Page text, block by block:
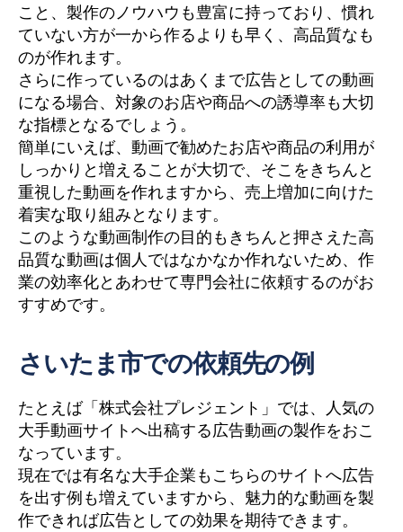
こと、製作のノウハウも豊富に持っており、慣れ
ていない方が一から作るよりも早く、高品質なも
のが作れます。
さらに作っているのはあくまで広告としての動画
になる場合、対象のお店や商品への誘導率も大切
な指標となるでしょう。
簡単にいえば、動画で勧めたお店や商品の利用が
しっかりと増えることが大切で、そこをきちんと
重視した動画を作れますから、売上増加に向けた
着実な取り組みとなります。
このような動画制作の目的もきちんと押さえた高
品質な動画は個人ではなかなか作れないため、作
業の効率化とあわせて専門会社に依頼するのがお
すすめです。
さいたま市での依頼先の例
たとえば「株式会社プレジェント」では、人気の
大手動画サイトへ出稿する広告動画の製作をおこ
なっています。
現在では有名な大手企業もこちらのサイトへ広告
を出す例も増えていますから、魅力的な動画を製
作できれば広告としての効果を期待できます。